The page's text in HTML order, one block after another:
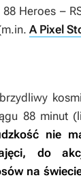
88 Heroes –
A Pixel
88 minut
nie
do
na